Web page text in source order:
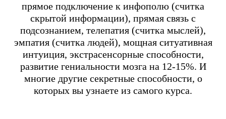
прямое подключение к инфополю (считка
скрытой информации), прямая связь с
подсознанием, телепатия (считка мыслей),
эмпатия (считка людей), мощная ситуативная
интуиция, экстрасенсорные способности,
развитие гениальности мозга на 12-15%. И
многие другие секретные способности, о
которых вы узнаете из самого курса.